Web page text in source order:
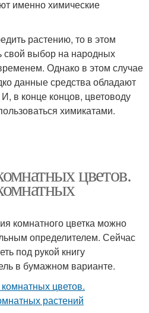
именно химические
растению, то в этом
свой выбор на народных
Однако в этом случае
данные средства обладают
в конце концов, цветоводу
химикатами.
цветов.
комнатного цветка можно
определителем. Сейчас
под рукой книгу
в бумажном варианте.